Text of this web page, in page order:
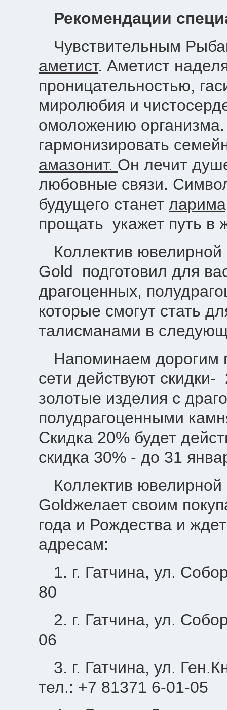
Рекомендации
Чувствительным
аметист. Аметист
проницательностью,
миролюбия и
омоложению организма.
гармонизировать
амазонит. Он лечит
любовные связи.
будущего станет
прощать укажет путь в
Коллектив
Gold
подготовил для
драгоценных,
которые смогут стать
талисманами в
Напоминаем дорогим
сети действуют
золотые изделия с
полудрагоценными
Скидка 20% будет
скидка 30% - до 31
Коллектив
Goldжелает своим
года и Рождества и
адресам:
1. г. Гатчина, ул.
80
2. г. Гатчина, ул.
06
3. г. Гатчина, ул.
тел.: +7 81371 6-01-05